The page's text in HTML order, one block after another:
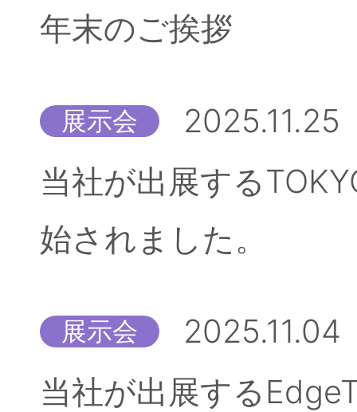
年末のご挨拶
展示会
2025.11.25
当社が出展する
始されました。
展示会
2025.11.04
当社が出展する